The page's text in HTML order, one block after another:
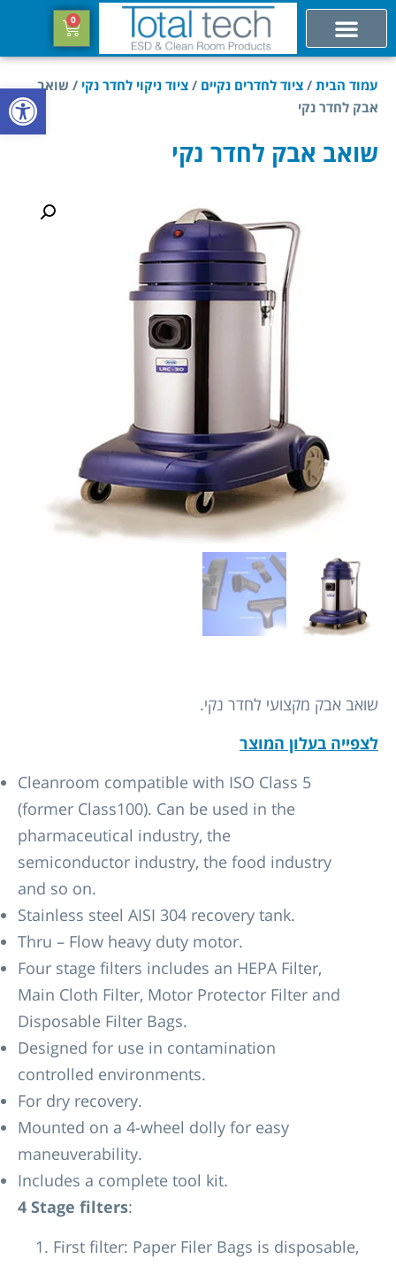
פתח
0
עמוד הבית / ציוד לחדרים נקיים / ציוד ניקוי לחדר נקי / שואב
אבק לחדר נקי
שואב אבק לחדר נקי
שואב אבק מקצועי לחדר נקי.
לצפייה בעלון המוצר
Cleanroom compatible with ISO Class 5
(former Class100). Can be used in the
pharmaceutical industry, the
semiconductor industry, the food industry
and so on.
Stainless steel AISI 304 recovery tank.
Thru – Flow heavy duty motor.
Four stage filters includes an HEPA Filter,
Main Cloth Filter, Motor Protector Filter and
Disposable Filter Bags.
Designed for use in contamination
controlled environments.
For dry recovery.
Mounted on a 4-wheel dolly for easy
maneuverability.
Includes a complete tool kit.
4 Stage filters:
First filter: Paper Filer Bags is disposable,